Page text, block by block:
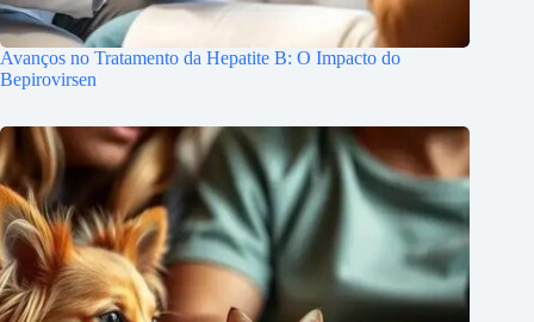
Avanços no Tratamento da Hepatite B: O Impacto do
Bepirovirsen